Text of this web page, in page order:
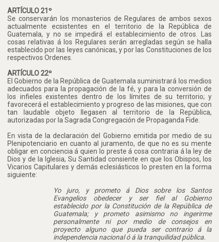
ARTÍCULO 21º
Se conservarán los monasterios de Regulares de ambos sexos
actualmente ecsistentes en el territorio de la República de
Guatemala, y no se impedirá el establecimiento de otros. Las
cosas relativas á los Regulares serán arregladas según se halla
establecido por las leyes canónicas, y por las Constituciones de los
respectivos Ordenes.
ARTÍCULO 22º
El Gobierno de la República de Guatemala suministrará los medios
adecuados para la propagación de la fé, y para la conversión de
los infieles existentes dentro de los límites de su territorio; y
favorecerá el establecimiento y progreso de las misiones, que con
tan laudable objeto llegasen al territorio de la República,
autorizadas por la Sagrada Congregación de Propaganda Fide.
En vista de la declaración del Gobierno emitida por medio de su
Plenipotenciario en cuanto al juramento, de que no es su mente
obligar en conciencia á quien lo preste á cosa contraria á la ley de
Dios y de la Iglesia, Su Santidad consiente en que los Obispos, los
Vicarios Capitulares y demás eclesiásticos lo presten en la forma
siguiente:
Yo juro, y prometo á Dios sobre los Santos
Evangelios obedecer y ser fiel al Gobierno
establecido por la Constitución de la República de
Guatemala; y prometo asimismo no ingerirme
personalmente ni por medio de consejos en
proyecto alguno que pueda ser contrario á la
independencia nacional ó á la tranquilidad pública.